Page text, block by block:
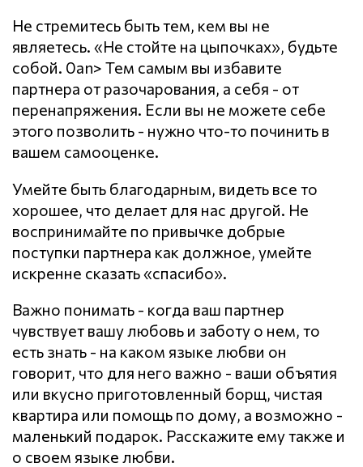
Не стремитесь быть тем, кем вы не
являетесь. «Не стойте на цыпочках», будьте
собой. 0an> Тем самым вы избавите
партнера от разочарования, а себя - от
перенапряжения. Если вы не можете себе
этого позволить - нужно что-то починить в
вашем самооценке.
Умейте быть благодарным, видеть все то
хорошее, что делает для нас другой. Не
воспринимайте по привычке добрые
поступки партнера как должное, умейте
искренне сказать «спасибо».
Важно понимать - когда ваш партнер
чувствует вашу любовь и заботу о нем, то
есть знать - на каком языке любви он
говорит, что для него важно - ваши объятия
или вкусно приготовленный борщ, чистая
квартира или помощь по дому, а возможно -
маленький подарок. Расскажите ему также и
о своем языке любви.